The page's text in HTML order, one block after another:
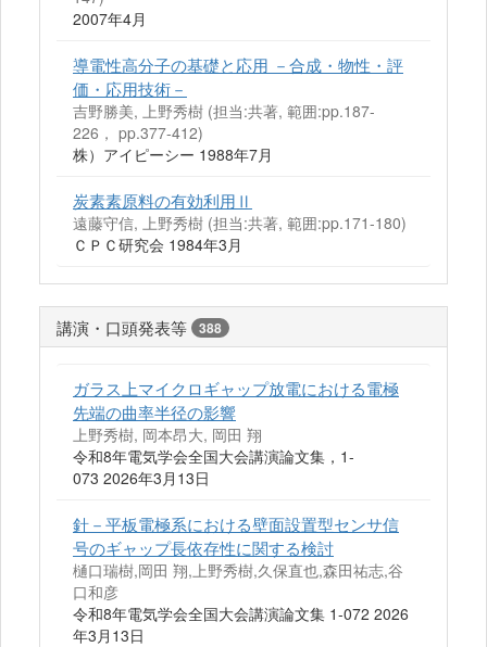
2007年4月
導電性高分子の基礎と応用 －合成・物性・評
価・応用技術－
吉野勝美, 上野秀樹 (担当:共著, 範囲:pp.187-
226， pp.377-412)
株）アイピーシー 1988年7月
炭素素原料の有効利用Ⅱ
遠藤守信, 上野秀樹 (担当:共著, 範囲:pp.171-180)
ＣＰＣ研究会 1984年3月
講演・口頭発表等 388
ガラス上マイクロギャップ放電における電極
先端の曲率半径の影響
上野秀樹, 岡本昂大, 岡田 翔
令和8年電気学会全国大会講演論文集，1-
073 2026年3月13日
針－平板電極系における壁面設置型センサ信
号のギャップ長依存性に関する検討
樋口瑞樹,岡田 翔,上野秀樹,久保直也,森田祐志,谷
口和彦
令和8年電気学会全国大会講演論文集 1-072 2026
年3月13日